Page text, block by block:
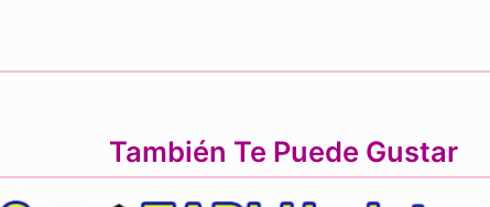
También Te Puede Gustar